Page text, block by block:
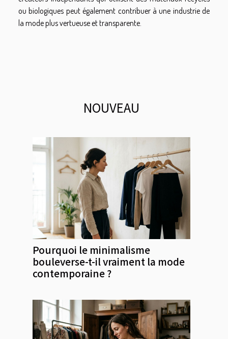
ou biologiques peut également contribuer à une industrie de
la mode plus vertueuse et transparente.
NOUVEAU
Pourquoi le minimalisme
bouleverse-t-il vraiment la mode
contemporaine ?